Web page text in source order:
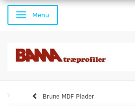
Skifte navigation
Menu
Brune MDF Plader